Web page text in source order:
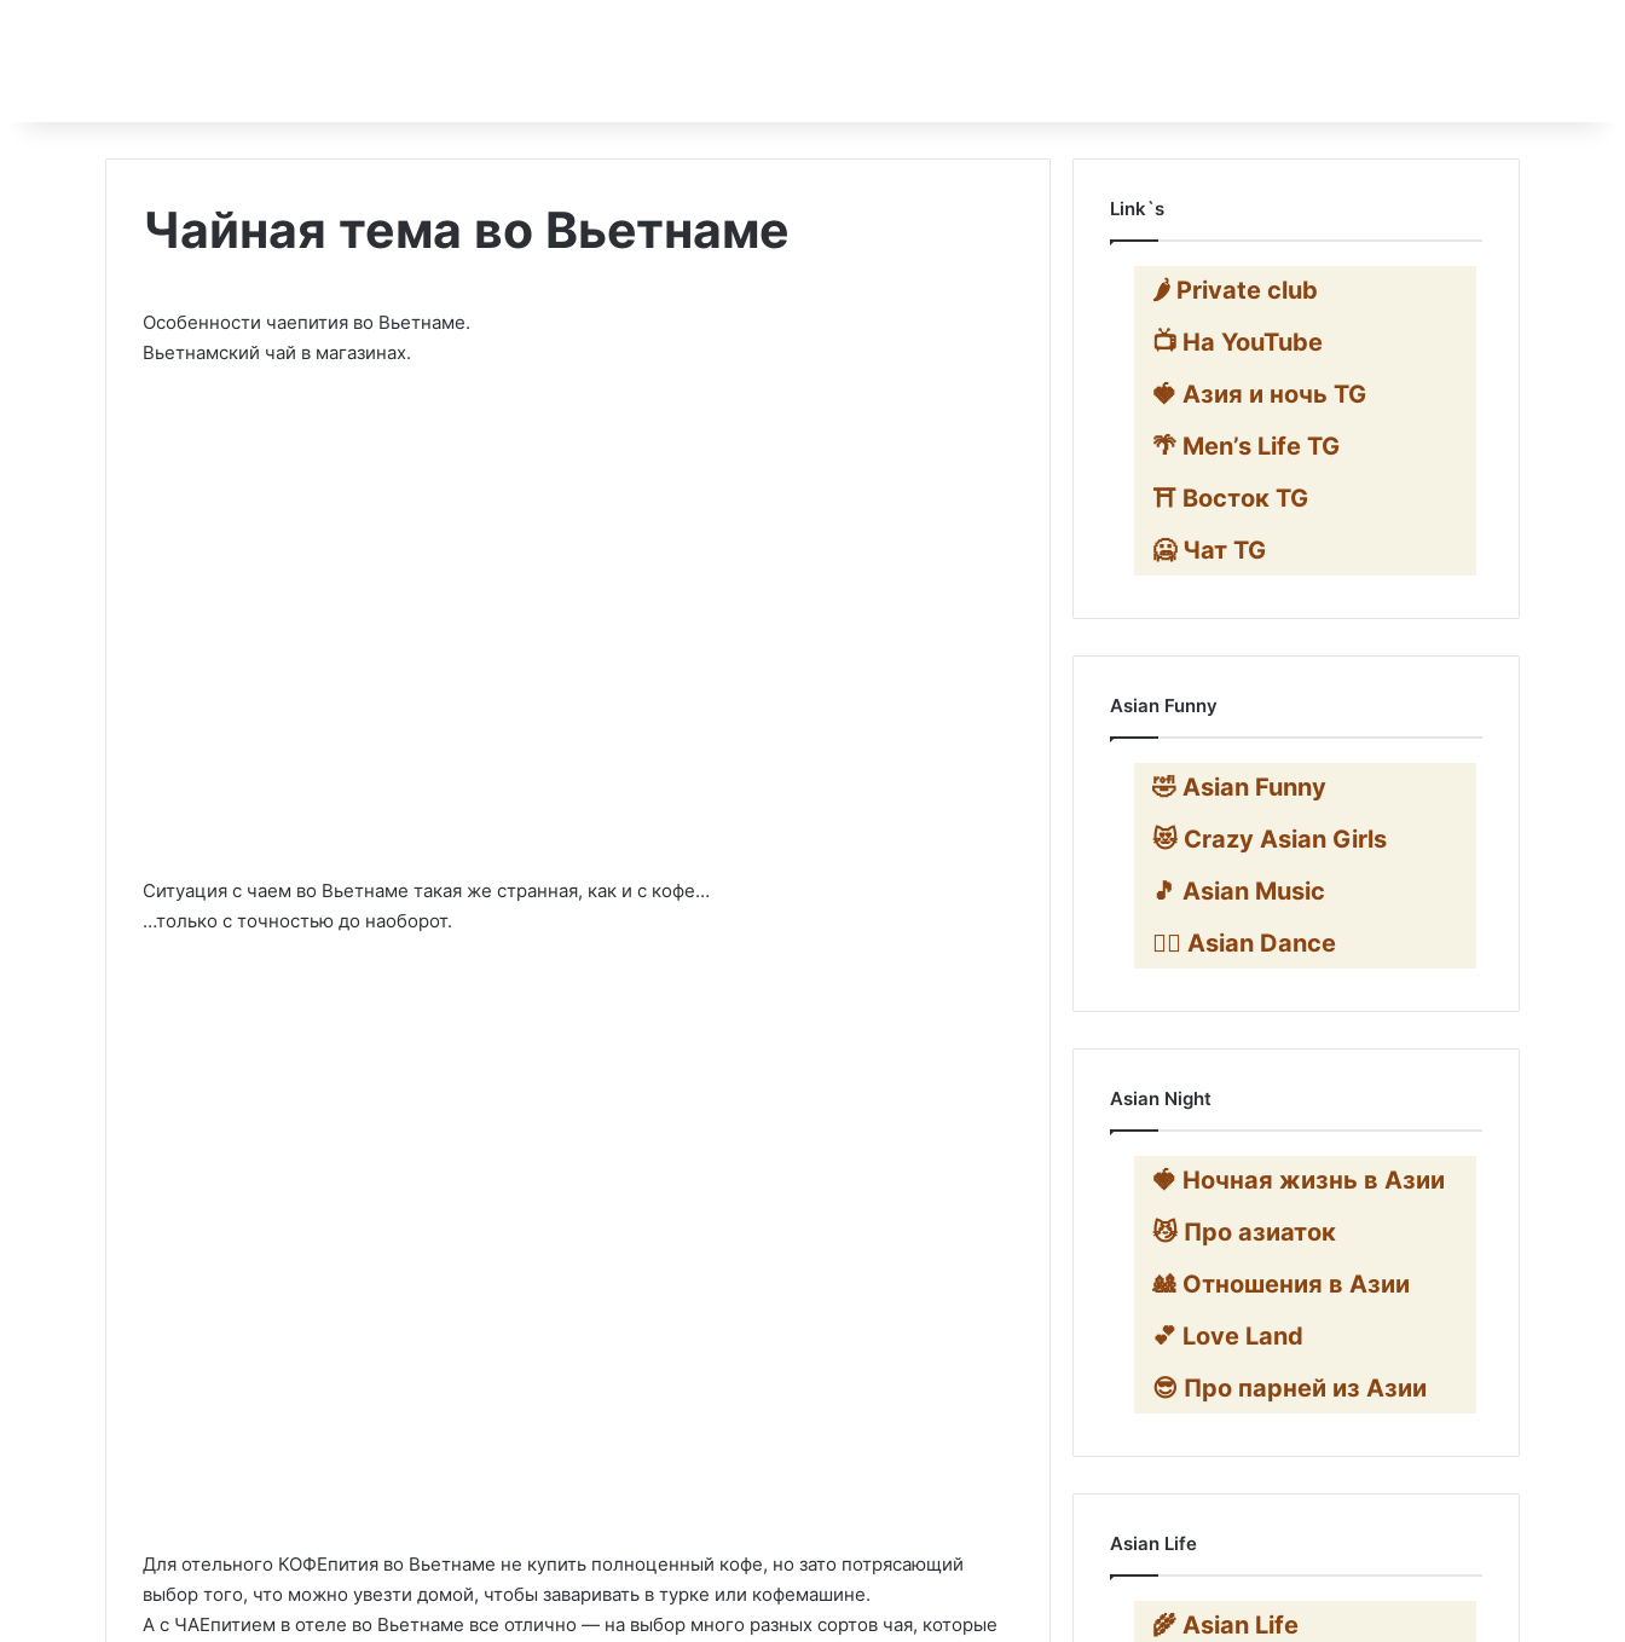
Чайная тема во Вьетнаме
Особенности чаепития во Вьетнаме.
Вьетнамский чай в магазинах.
Ситуация с чаем во Вьетнаме такая же странная, как и с кофе…
…только с точностью до наоборот.
Для отельного КОФЕпития во Вьетнаме не купить полноценный кофе, но зато потрясающий
выбор того, что можно увезти домой, чтобы заваривать в турке или кофемашине.
А с ЧАЕпитием в отеле во Вьетнаме все отлично — на выбор много разных сортов чая, которые
Link`s
🌶️ Private club
📺 На YouTube
🍓 Азия и ночь TG
🌴 Men’s Life TG
⛩️ Восток TG
🥶 Чат TG
Asian Funny
🤣 Asian Funny
😻 Crazy Asian Girls
🎵 Asian Music
👯‍♀️ Asian Dance
Asian Night
🍓 Ночная жизнь в Азии
😼 Про азиаток
🎎 Отношения в Азии
💕 Love Land
😎 Про парней из Азии
Asian Life
🌾 Asian Life